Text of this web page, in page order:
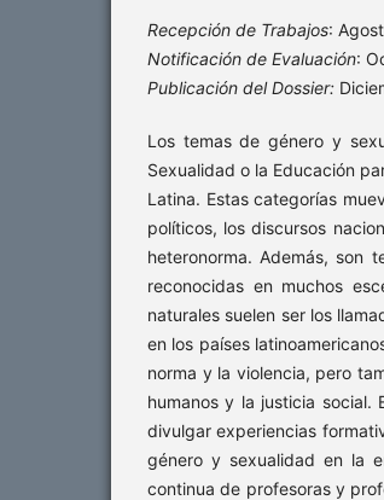
Recepción de Trabajos:
Notificación de Evaluación:
Publicación del Dossier:
Los temas de género y
Sexualidad o la Educación
Latina. Estas categorías
políticos, los discursos
heteronorma. Además, son
reconocidas en muchos
naturales suelen ser los
en los países
norma y la violencia, pero
humanos y la justicia social.
divulgar experiencias
género y sexualidad en la
continua de profesoras y